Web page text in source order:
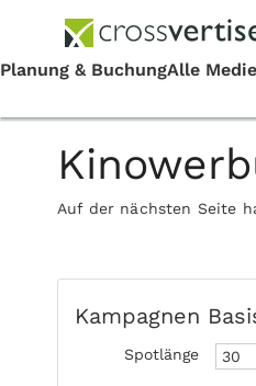
Auf der nächsten Seite
Kampagnen
Spotlänge